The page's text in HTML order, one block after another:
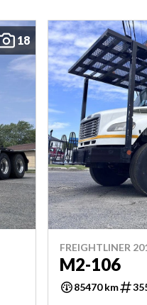
18
FREIGHTLINER
M2-106
85470 km